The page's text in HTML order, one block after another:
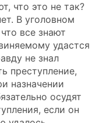
что это не так?
В уголовном
все знают
удастся
не знал
преступление,
назначении
осудят
если он